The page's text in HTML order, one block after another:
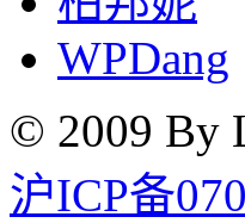
WPDang
© 2009 By
沪ICP备